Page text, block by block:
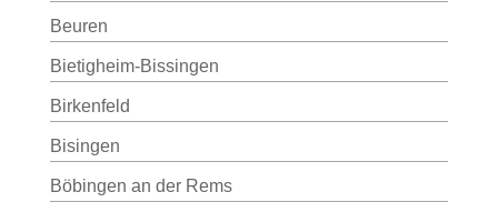
Beuren
Bietigheim-Bissingen
Birkenfeld
Bisingen
Böbingen an der Rems